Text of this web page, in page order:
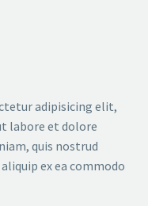
adipisicing elit,
labore et dolore
quis nostrud
ex ea commodo